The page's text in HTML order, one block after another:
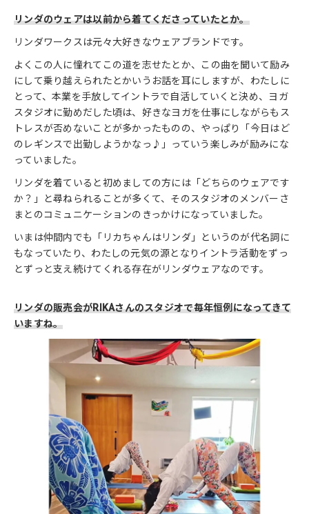
リンダのウェアは以前から着てくださっていたとか。
リンダワークスは元々大好きなウェアブランドです。
よくこの人に憧れてこの道を志せたとか、この曲を聞いて励み
にして乗り越えられたとかいうお話を耳にしますが、わたしに
とって、本業を手放してイントラで自活していくと決め、ヨガ
スタジオに勤めだした頃は、好きなヨガを仕事にしながらもス
トレスが否めないことが多かったものの、やっぱり「今日はど
のレギンスで出勤しようかなっ♪」っていう楽しみが励みにな
っていました。
リンダを着ていると初めましての方には「どちらのウェアです
か？」と尋ねられることが多くて、そのスタジオのメンバーさ
まとのコミュニケーションのきっかけになっていました。
いまは仲間内でも「リカちゃんはリンダ」というのが代名詞に
もなっていたり、わたしの元気の源となりイントラ活動をずっ
とずっと支え続けてくれる存在がリンダウェアなのです。
リンダの販売会がRIKAさんのスタジオで毎年恒例になってきて
いますね。